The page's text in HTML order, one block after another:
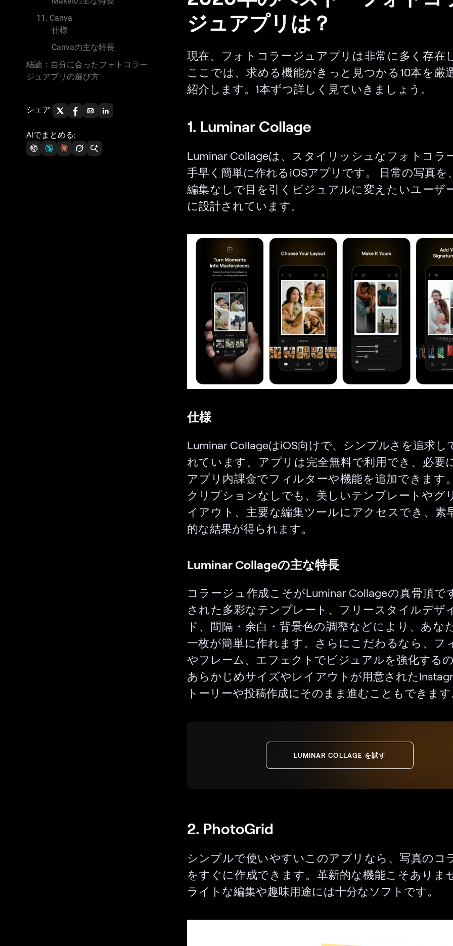
11. Canva
仕様
Canvaの主な特長
結論：自分に合ったフォトコラー
ジュアプリの選び方
シェア:
AIでまとめる:
ジュアプリは？
現在、フォトコラージュアプリは非常に多く存在
ここでは、求める機能がきっと見つかる10本を厳
紹介します。1本ずつ詳しく見ていきましょう。
1. Luminar Collage
Luminar Collageは、スタイリッシュなフォトコラ
手早く簡単に作れるiOSアプリです。 日常の写真を
編集なしで目を引くビジュアルに変えたいユーザ
に設計されています。
仕様
Luminar CollageはiOS向けで、シンプルさを追求し
れています。アプリは完全無料で利用でき、必要
アプリ内課金でフィルターや機能を追加できます
クリプションなしでも、美しいテンプレートやグ
イアウト、主要な編集ツールにアクセスでき、素
的な結果が得られます。
Luminar Collageの主な特長
コラージュ作成こそがLuminar Collageの真骨頂で
された多彩なテンプレート、フリースタイルデザ
ド、間隔・余白・背景色の調整などにより、あな
一枚が簡単に作れます。さらにこだわるなら、フ
やフレーム、エフェクトでビジュアルを強化する
あらかじめサイズやレイアウトが用意された
トーリーや投稿作成にそのまま進むこともできます
LUMINAR COLLAGE を試す
2. PhotoGrid
シンプルで使いやすいこのアプリなら、写真のコ
をすぐに作成できます。革新的な機能こそありま
ライトな編集や趣味用途には十分なソフトです。